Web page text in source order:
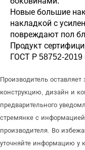
Новые большие
накладкой с
повреждают пол
Продукт
ГОСТ Р 58752-2019
Производитель
конструкцию, дизайн и
предварительного
стремянке с
производителя. Во
уточняйте информацию у